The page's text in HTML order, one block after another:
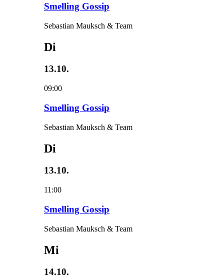
Smelling Gossip
Sebastian Mauksch & Team
Di
13.10.
09:00
Smelling Gossip
Sebastian Mauksch & Team
Di
13.10.
11:00
Smelling Gossip
Sebastian Mauksch & Team
Mi
14.10.